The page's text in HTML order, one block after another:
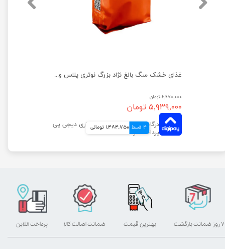
غذای خشک سگ بالغ نژاد بزرگ نوتری پلاس وزن 15 کیلوگرم
۶,۶۷۰,۰۰۰ تومان
۵,۹۳۹,۰۰۰ تومان
4 قسط 1,484,750 تومانی
بهترین قیمت پرداخت آنلاین ۷ روز ضمانت بازگشت ضمانت اصالت کالا